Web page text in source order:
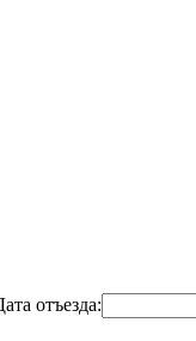
отъезда: